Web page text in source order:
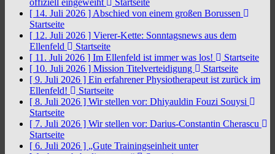
offiziell eingeweiht
Startseite
[ 14. Juli 2026 ] Abschied von einem großen Borussen
Startseite
[ 12. Juli 2026 ] Vierer-Kette: Sonntagsnews aus dem
Ellenfeld
Startseite
[ 11. Juli 2026 ] Im Ellenfeld ist immer was los!
Startseite
[ 10. Juli 2026 ] Mission Titelverteidigung
Startseite
[ 9. Juli 2026 ] Ein erfahrener Physiotherapeut ist zurück im
Ellenfeld!
Startseite
[ 8. Juli 2026 ] Wir stellen vor: Dhiyauldin Fouzi Souysi
Startseite
[ 7. Juli 2026 ] Wir stellen vor: Darius-Constantin Cherascu
Startseite
[ 6. Juli 2026 ] „Gute Trainingseinheit unter